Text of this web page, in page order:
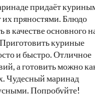
придаёт
их пряностями. Блюдо
качестве основного
куриные
и быстро. Отличное
а готовить можно
Чудесный маринад
Попробуйте!